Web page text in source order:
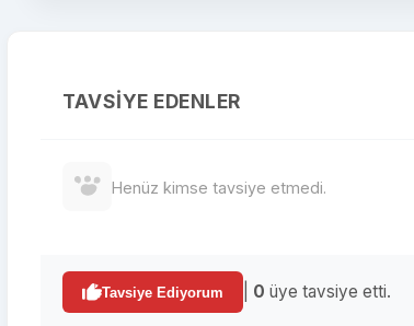
TAVSIYE EDENLER
Henüz kimse tavsiye etmedi.
Tavsiye Ediyorum 0 üye tavsiye etti.